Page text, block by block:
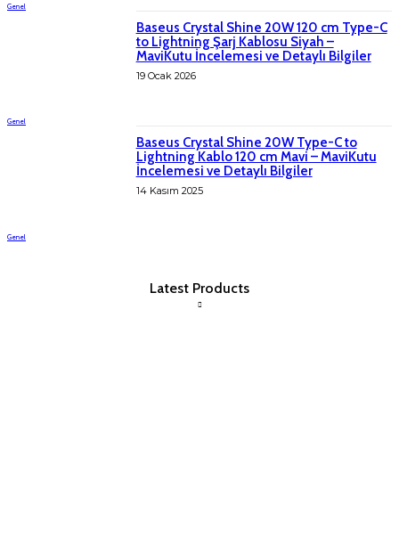
Genel
Genel
Baseus Crystal Shine 20W 120 cm Type-C
to Lightning Şarj Kablosu Siyah –
MaviKutu İncelemesi ve Detaylı Bilgiler
19 Ocak 2026
Genel
Baseus Crystal Shine 20W Type-C to
Lightning Kablo 120 cm Mavi – MaviKutu
İncelemesi ve Detaylı Bilgiler
14 Kasım 2025
Latest Products